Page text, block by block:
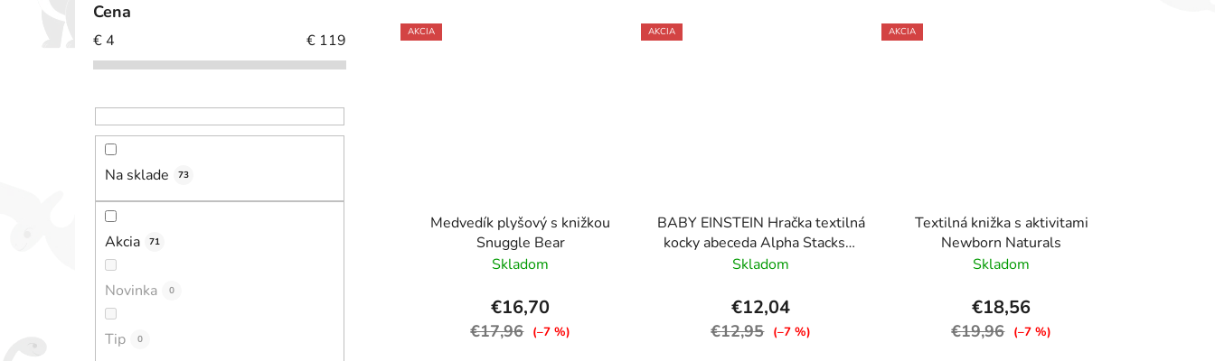
Cena
€ 4 € 119
Na sklade 73
Akcia 71
Novinka 0
Tip 0
AKCIA
Medvedík plyšový s knižkou
Snuggle Bear
Skladom
€16,70
€17,96 (–7 %)
AKCIA
BABY EINSTEIN Hračka textilná
kocky abeceda Alpha Stacks™
4ks, 3m+
Skladom
€12,04
€12,95 (–7 %)
AKCIA
Textilná knižka s aktivitami
Newborn Naturals
Skladom
€18,56
€19,96 (–7 %)